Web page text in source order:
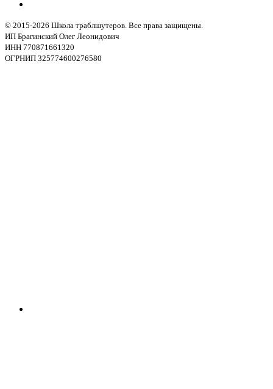
© 2015-2026 Школа траблшутеров. Все права защищены.
ИП Брагинский Олег Леонидович
ИНН 770871661320
ОГРНИП 325774600276580